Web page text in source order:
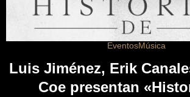
EventosMúsica
Luis Jiménez, Erik
Coe presentan